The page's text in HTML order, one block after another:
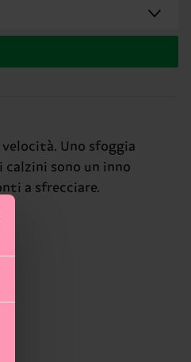
Uno sfoggia
calzini sono un inno
a sfrecciare.